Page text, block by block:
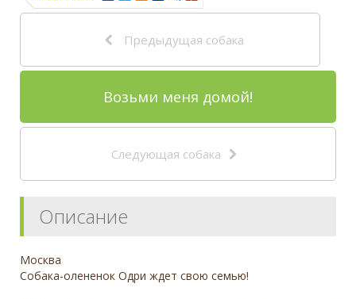
Предыдущая собака
Возьми меня домой!
Следующая собака
Описание
Москва
Собака-олененок Одри ждет свою семью!